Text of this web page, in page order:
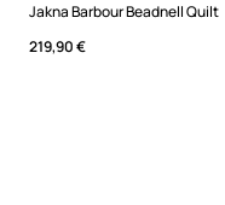
Jakna Barbour Beadnell Quilt
219,90 €